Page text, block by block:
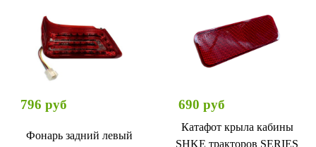
796 руб
Фонарь задний левый
690 руб
Катафот крыла кабины
SHKE тракторов SERIES